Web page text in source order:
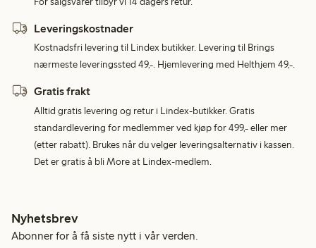
Leveringskostnader
Kostnadsfri levering til Lindex butikker. Levering til Brings
nærmeste leveringssted 49,-. Hjemlevering med Helthjem 49,-.
Gratis frakt
Alltid gratis levering og retur i Lindex-butikker. Gratis
standardlevering for medlemmer ved kjøp for 499,- eller mer
(etter rabatt). Brukes når du velger leveringsalternativ i kassen.
Det er gratis å bli More at Lindex-medlem.
Nyhetsbrev
Abonner for å få siste nytt i vår verden.